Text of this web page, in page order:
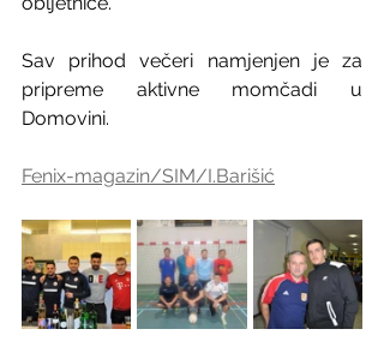
Sav prihod večeri namjenjen je za
pripreme aktivne momčadi u
Domovini.
Fenix-magazin/SIM/I.Barišić